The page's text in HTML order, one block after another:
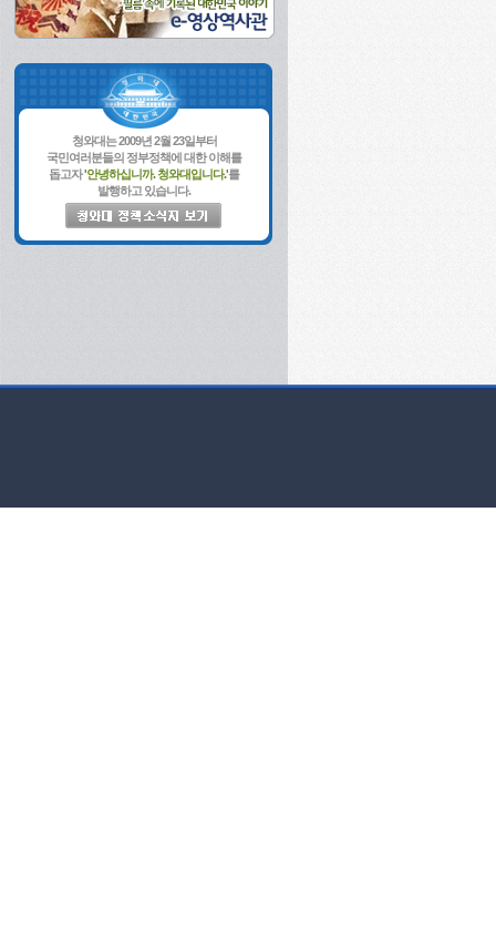
청와대는 2009년 2월 23일부터
국민여러분들의 정부정책에 대한 이해를
돕고자'안녕하십니까. 청와대입니다.'를
발행하고 있습니다.